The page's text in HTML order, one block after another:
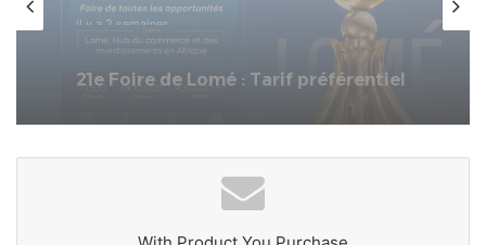
il y a 3 semaines
[LeCoupD’œil] Si j’étais président, ce
que je ferai des « Évalas »